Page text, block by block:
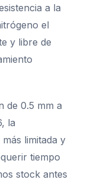
a la
el
y libre de
de 0.5 mm a
la
limitada y
tiempo
stock antes